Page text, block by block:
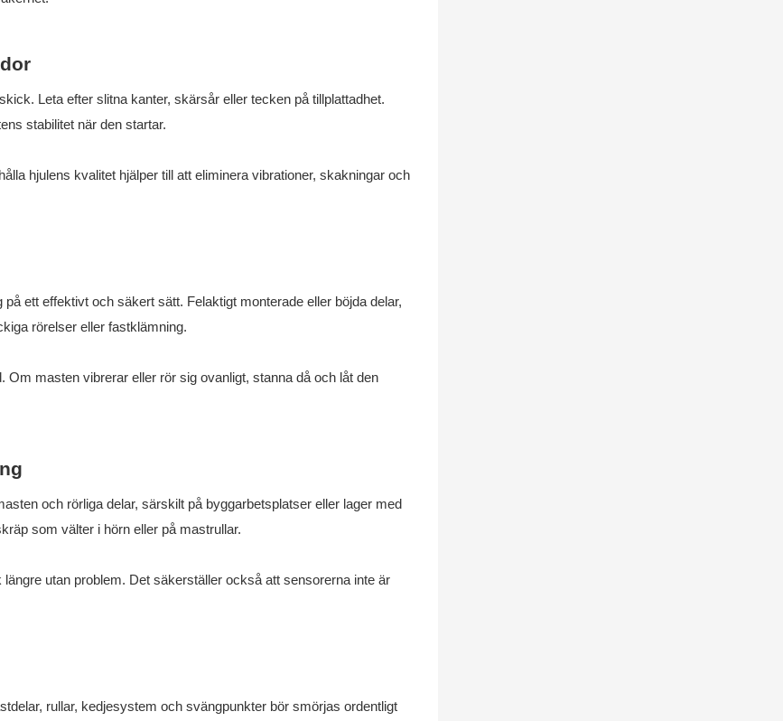
Leta efter slitna kanter, skärsår eller tecken på tillplattadhet.
stabilitet när den startar.
hjulens kvalitet hjälper till att eliminera vibrationer, skakningar och
ett effektivt och säkert sätt. Felaktigt monterade eller böjda delar,
rörelser eller fastklämning.
masten vibrerar eller rör sig ovanligt, stanna då och låt den
och rörliga delar, särskilt på byggarbetsplatser eller lager med
som välter i hörn eller på mastrullar.
utan problem. Det säkerställer också att sensorerna inte är
rullar, kedjesystem och svängpunkter bör smörjas ordentligt